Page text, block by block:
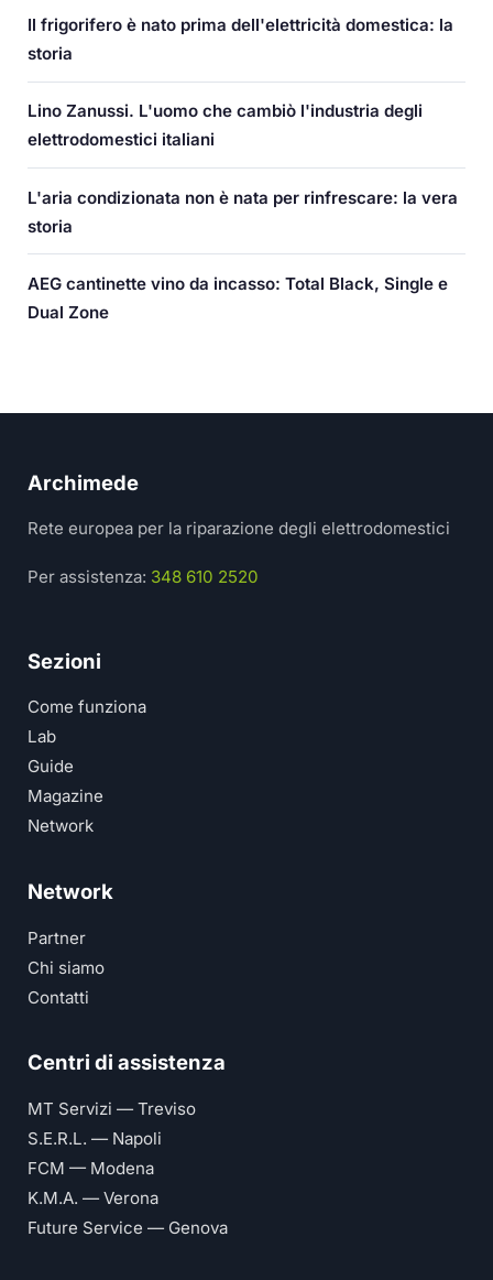
Il frigorifero è nato prima dell'elettricità domestica: la
storia
Lino Zanussi. L'uomo che cambiò l'industria degli
elettrodomestici italiani
L'aria condizionata non è nata per rinfrescare: la vera
storia
AEG cantinette vino da incasso: Total Black, Single e
Dual Zone
Archimede
Rete europea per la riparazione degli elettrodomestici
Per assistenza: 348 610 2520
Sezioni
Come funziona
Lab
Guide
Magazine
Network
Network
Partner
Chi siamo
Contatti
Centri di assistenza
MT Servizi — Treviso
S.E.R.L. — Napoli
FCM — Modena
K.M.A. — Verona
Future Service — Genova